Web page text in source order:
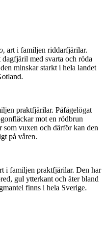
, art i familjen riddarfjärilar.
med svarta och röda
minskar starkt i hela landet
praktfjärilar. Påfågelögat
mot en rödbrun
vuxen och därför kan den
på våren.
i familjen praktfjärilar. Den har
gul ytterkant och äter bland
finns i hela Sverige.